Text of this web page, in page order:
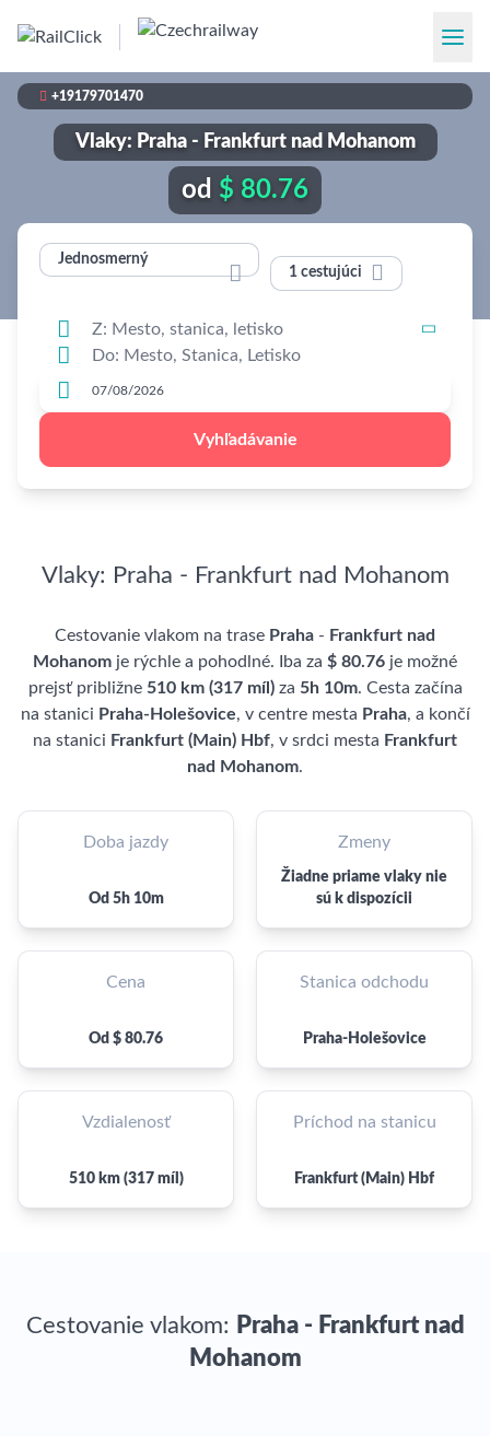
 +19179701470
Vlaky: Praha - Frankfurt nad Mohanom
od $ 80.76
Jednosmerný
 1 cestujúci 
 


Vyhľadávanie
Vlaky: Praha - Frankfurt nad Mohanom
Cestovanie vlakom na trase Praha - Frankfurt nad
Mohanom je rýchle a pohodlné. Iba za $ 80.76 je možné
prejsť približne 510 km (317 míl)za 5h 10m. Cesta začína
na stanici Praha-Holešovice, v centre mesta Praha, a končí
na stanici Frankfurt (Main) Hbf, v srdci mesta Frankfurt
nad Mohanom.
Doba jazdy
Od 5h 10m
Cena
Od $ 80.76
Vzdialenosť
510 km (317 míl)
Zmeny
Žiadne priame vlaky nie
sú k dispozícii
Stanica odchodu
Praha-Holešovice
Príchod na stanicu
Frankfurt (Main) Hbf
Cestovanie vlakom: Praha - Frankfurt nad
Mohanom